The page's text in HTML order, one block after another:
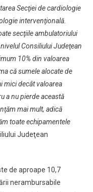
Secţiei de cardiologie
intervenţională.
secţiile ambulatoriului
Consiliului Judeţean
10% din valoarea
că sumele alocate de
mici decât valoarea
a nu pierde această
mai mult, adică
toate echipamentele
Judeţean
de aproape 10,7
nerambursabile